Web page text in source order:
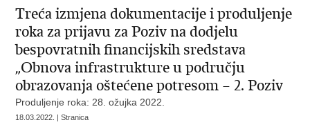
Treća izmjena dokumentacije i produljenje
roka za prijavu za Poziv na dodjelu
bespovratnih financijskih sredstava
„Obnova infrastrukture u području
obrazovanja oštećene potresom – 2. Poziv
Produljenje roka: 28. ožujka 2022.
18.03.2022. | Stranica